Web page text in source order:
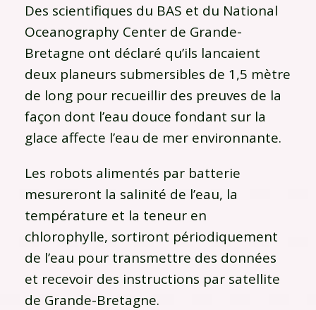
Des scientifiques du BAS et du National
Oceanography Center de Grande-
Bretagne ont déclaré qu’ils lancaient
deux planeurs submersibles de 1,5 mètre
de long pour recueillir des preuves de la
façon dont l’eau douce fondant sur la
glace affecte l’eau de mer environnante.
Les robots alimentés par batterie
mesureront la salinité de l’eau, la
température et la teneur en
chlorophylle, sortiront périodiquement
de l’eau pour transmettre des données
et recevoir des instructions par satellite
de Grande-Bretagne.